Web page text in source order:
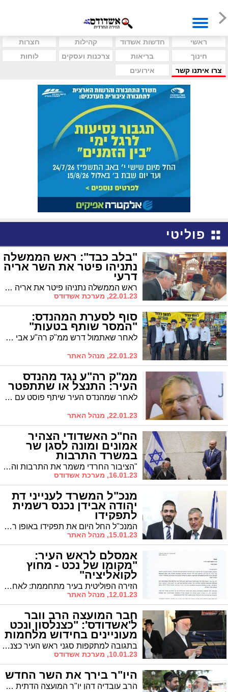
ראשי חדשות אשדוד קהילות
חצרות
חינוך
בריאות צרכנות ועסקים
לוחות
צרו איתנו קשר
אירועים
פוליטי
"בלב כבד": ראש הממשלה
נתניהו פיטר את השר אריה
דרעי
ראש הממשלה נתניהו פיטר את אריה דרעי מתפקידיו כשר הפנים ושר הבריאות * ''נאלץ להעבירך מכהונתך כשר בממשלה" * דרעי: שום החלטה שיפוטית לא תמנע ממני לייצג את ציבור בוחריי"
22.01.23, מערכת אשדודס
סוף לסערת המהנדס:
"המסר שותף בטעות"
לאחר שאתמול דרש ממ"ק רה"ע אבי אמסלם את פיטוריו של מהנדס העיר, נראה שהשקט שב לזירה לאחר שמהנדס העיר התנצל וטען כי המסר הפוגעני לא שותף על ידו
22.01.23, מנהל האתר
ממ"ק רה"ע נגד מהנדס
העיר: התנצל או שתתפטר
לאחר שמהנדס העיר שיתף פוסט עם מסר פוגע לש"ס, דורש ממ"ק רה"ע ר' אבי אמסלם מרה"ע כי ידרוש התנצלות או התפטרות: "לא יעלה על הדעת שעובד ציבור יפגע בציבור גדול" * בהמשך מהנדס העיר פרסם הבהרה
22.01.23, מנהל האתר
הח"כ האשדודי הצהיר
אמונים ומונה לסגן שר
במשרד התרבות
"הציבור החרדי משמר את התרבות והמסורת היהודית מדור לדור ואפעל בס"ד על מנת שיקבל את התקציבים והתמיכה הראויים לו", אמר בנאומו
16.01.23, מערכת אשדודס
מנכ"ל המשרד לענייני דת
יהודה אבידן נכנס רשמית
לתפקידו
המנכ"ל החל היום את תפקידו באופן רשמי, לצד השר מלכיאלי. "אפעול להרבות כבוד שמים"
15.01.23, מנהל האתר
אמסלם לראש העיר:
"מקומו של נכט - מחוץ
לקואליציה"
הזירה הפוליטית בעיר מתחממת: לאחר שסגרה"ע אלי נכט תקף את רה"ע לסרי על תמיכתו בציבור החרדי, קורא ממ"ק רה"ע ר' אבי אמסלם ללסרי לפטר את נכט: "מקומו של אדם כזה הוא מחוץ לקואליציה העירונית"
12.01.23, מנהל האתר
חבר המועצה הרב וובר
ל'אשדודס': "כצנלסון ונכט
מעוניינים בחידוש מלחמות
הדת באשדוד" בתגובה למתקפות סגני ראש העיר כצנלסון ונכט אומר חבר המועצה הרב וובר ל'אשדודס' כי השניים מעוניינים בחידוש מלחמות הדת בעיר * "אנו לא ניגרר למקום הזה", הבהיר * עוד הוסיף: "התנהלות ראש העיר מבורכת"
10.01.23, מערכת אשדודס
היו"ר בירך את השר החדש
הרב עובדיה דהן יו"ר המועצה הדתית בירך את השר החדש הרב מיכאל מלכיאלי לתפקיד השר ללשירותי הדת וכן את הרב יהודה אבידן שקיבל את תפקיד מנכ"ל המשרד